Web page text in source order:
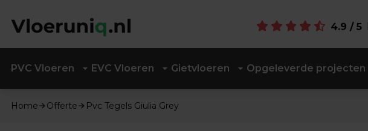
4.9 / 5
PVC Vloeren EVC Vloeren Gietvloeren Opgeleverde projecten
Home Offerte Pvc Tegels Giulia Grey